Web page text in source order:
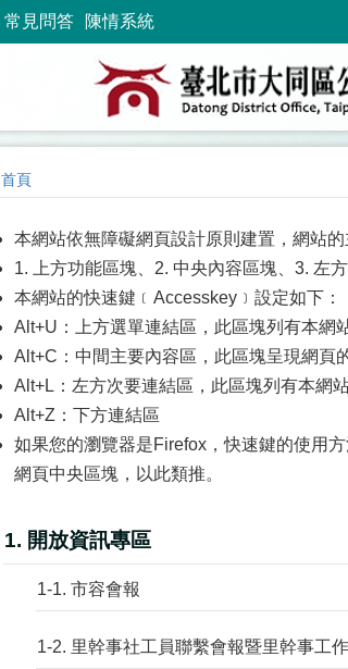
常見問答 陳情系統
首頁
本網站依無障礙網頁設計原則建置，網站的
1. 上方功能區塊、2. 中央內容區塊、3. 左
本網站的快速鍵﹝Accesskey﹞設定如下：
Alt+U：上方選單連結區，此區塊列有本網
Alt+C：中間主要內容區，此區塊呈現網頁
Alt+L：左方次要連結區，此區塊列有本網
Alt+Z：下方連結區
如果您的瀏覽器是Firefox，快速鍵的使用
網頁中央區塊，以此類推。
1. 開放資訊專區
1-1. 市容會報
1-2. 里幹事社工員聯繫會報暨里幹事工